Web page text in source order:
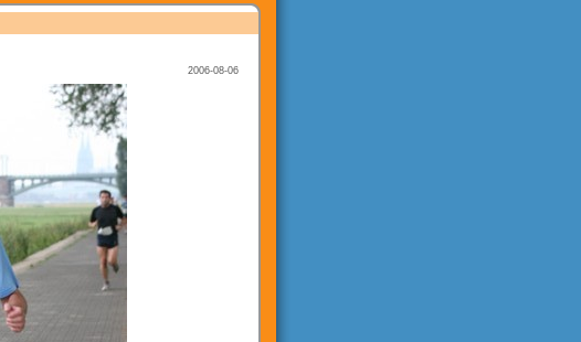
2006-08-06